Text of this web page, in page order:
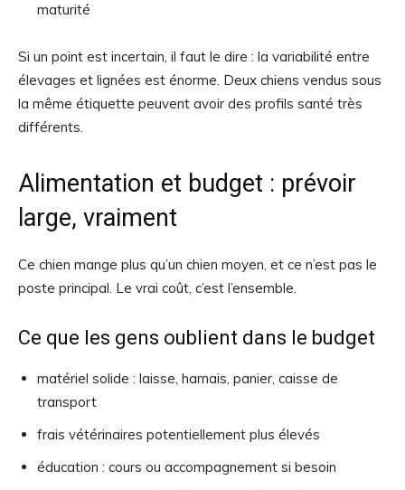
maturité
Si un point est incertain, il faut le dire : la variabilité entre
élevages et lignées est énorme. Deux chiens vendus sous
la même étiquette peuvent avoir des profils santé très
différents.
Alimentation et budget : prévoir
large, vraiment
Ce chien mange plus qu’un chien moyen, et ce n’est pas le
poste principal. Le vrai coût, c’est l’ensemble.
Ce que les gens oublient dans le budget
matériel solide : laisse, harnais, panier, caisse de
transport
frais vétérinaires potentiellement plus élevés
éducation : cours ou accompagnement si besoin